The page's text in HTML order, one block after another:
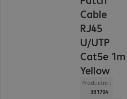
Cable
RJ45
U/UTP
Cat5e 1m
Yellow
Productnr.:
381794